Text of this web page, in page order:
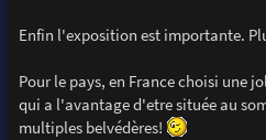
Enfin l'exposition est importante.
Pour le pays, en France choisi une
qui a l'avantage d'etre située au
multiples belvédères!